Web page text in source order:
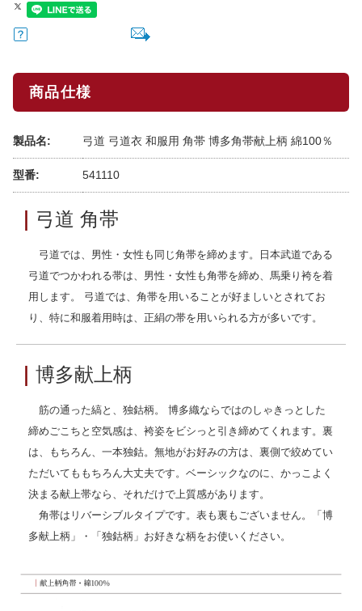
商品仕様
製品名: 弓道 弓道衣 和服用 角帯 博多角帯献上柄 綿100％
型番: 541110
弓道 角帯
弓道では、男性・女性も同じ角帯を締めます。日本武道である
弓道でつかわれる帯は、男性・女性も角帯を締め、馬乗り袴を着
用します。 弓道では、角帯を用いることが好ましいとされてお
り、特に和服着用時は、正絹の帯を用いられる方が多いです。
博多献上柄
筋の通った縞と、独鈷柄。 博多織ならではのしゃきっとした
締めごこちと空気感は、袴姿をビシっと引き締めてくれます。裏
は、もちろん、一本独鈷。無地がお好みの方は、裏側で絞めてい
ただいてももちろん大丈夫です。ベーシックなのに、かっこよく
決まる献上帯なら、それだけで上質感があります。
角帯はリバーシブルタイプです。表も裏もございません。「博
多献上柄」・「独鈷柄」お好きな柄をお使いください。